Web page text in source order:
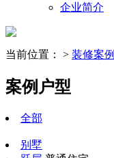
企业简介
当前位置： > 装修案例
案例户型
全部
别墅